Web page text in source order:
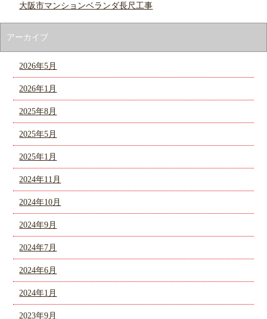
大阪市マンションベランダ長尺工事
アーカイブ
2026年5月
2026年1月
2025年8月
2025年5月
2025年1月
2024年11月
2024年10月
2024年9月
2024年7月
2024年6月
2024年1月
2023年9月